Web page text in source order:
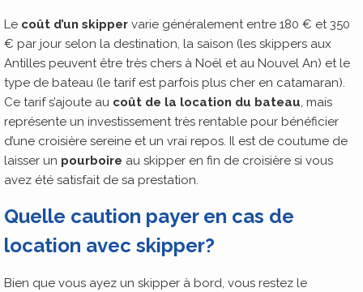
Le coût d’un skipper varie généralement entre 180 € et 350
€ par jour selon la destination, la saison (les skippers aux
Antilles peuvent être très chers à Noël et au Nouvel An) et le
type de bateau (le tarif est parfois plus cher en catamaran).
Ce tarif s’ajoute au coût de la location du bateau, mais
représente un investissement très rentable pour bénéficier
d’une croisière sereine et un vrai repos. Il est de coutume de
laisser un pourboire au skipper en fin de croisière si vous
avez été satisfait de sa prestation.
Quelle caution payer en cas de
location avec skipper?
Bien que vous ayez un skipper à bord, vous restez le